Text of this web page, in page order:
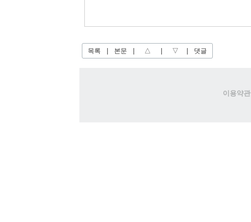
목록 본문 △ ▽ 댓글
이용약관